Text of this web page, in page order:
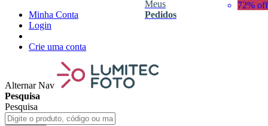
Minha Conta
Login
Crie uma conta
Alternar Nav
Pesquisa
Pesquisa
Meus
Pedidos
72% off